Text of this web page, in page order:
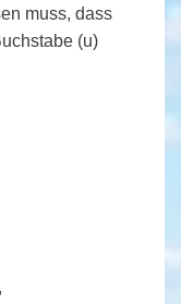
muss, dass
(u)